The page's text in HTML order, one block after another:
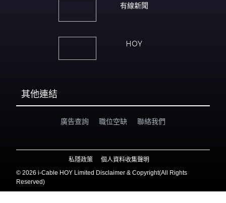
有線新聞
HOY
其他連結
廣告查詢 職位空缺 聯絡我們
私隱政策
個人資料收集聲明
© 2026 i-Cable HOY Limited Disclaimer & Copyright(All Rights
Reserved)